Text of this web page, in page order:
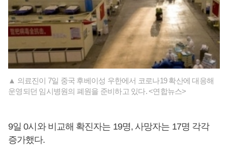
▲ 의료진이 7일 중국 후베이성 우한에서 코로나19 확산에 대응해
운영되던 임시병원의 폐원을 준비하고 있다. <연합뉴스>
9일 0시와 비교해 확진자는 19명, 사망자는 17명 각각
증가했다.